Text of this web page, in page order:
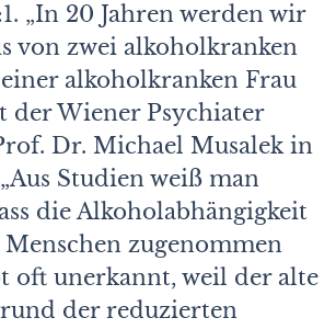
„In 20 Jahren werden wir
von zwei alkoholkranken
alkoholkranken Frau
der Wiener Psychiater
Dr. Michael Musalek in
Studien weiß man
die Alkoholabhängigkeit
zugenommen
oft unerkannt, weil der alte
der reduzierten